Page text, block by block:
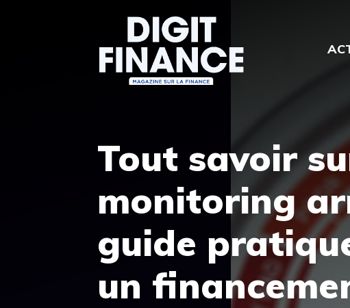
Tout savoir
monitoring
guide
un